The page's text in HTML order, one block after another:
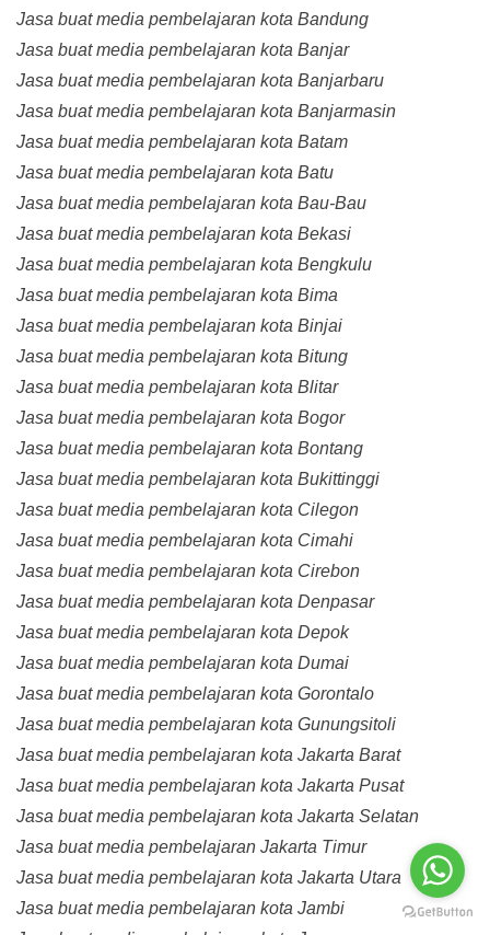
Jasa buat media pembelajaran kota Bandung
Jasa buat media pembelajaran kota Banjar
Jasa buat media pembelajaran kota Banjarbaru
Jasa buat media pembelajaran kota Banjarmasin
Jasa buat media pembelajaran kota Batam
Jasa buat media pembelajaran kota Batu
Jasa buat media pembelajaran kota Bau-Bau
Jasa buat media pembelajaran kota Bekasi
Jasa buat media pembelajaran kota Bengkulu
Jasa buat media pembelajaran kota Bima
Jasa buat media pembelajaran kota Binjai
Jasa buat media pembelajaran kota Bitung
Jasa buat media pembelajaran kota Blitar
Jasa buat media pembelajaran kota Bogor
Jasa buat media pembelajaran kota Bontang
Jasa buat media pembelajaran kota Bukittinggi
Jasa buat media pembelajaran kota Cilegon
Jasa buat media pembelajaran kota Cimahi
Jasa buat media pembelajaran kota Cirebon
Jasa buat media pembelajaran kota Denpasar
Jasa buat media pembelajaran kota Depok
Jasa buat media pembelajaran kota Dumai
Jasa buat media pembelajaran kota Gorontalo
Jasa buat media pembelajaran kota Gunungsitoli
Jasa buat media pembelajaran kota Jakarta Barat
Jasa buat media pembelajaran kota Jakarta Pusat
Jasa buat media pembelajaran kota Jakarta Selatan
Jasa buat media pembelajaran Jakarta Timur
Jasa buat media pembelajaran kota Jakarta Utara
Jasa buat media pembelajaran kota Jambi